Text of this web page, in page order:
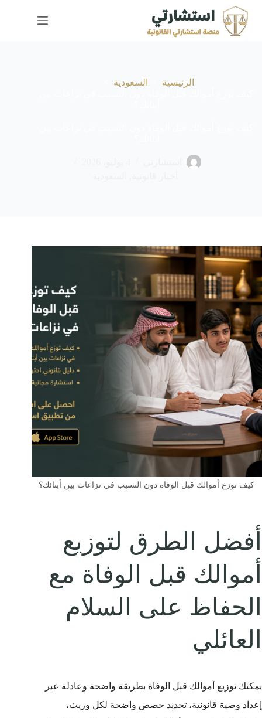
التجاوز
المحتوى
الرئيسية
السعودية
كيف توزع أموالك قبل الوفاة دون التسبب في نزاعات بين أبنائك؟
أفضل الطرق لتوزيع
أموالك قبل الوفاة مع
الحفاظ على السلام
العائلي
يمكنك توزيع أموالك قبل الوفاة بطريقة واضحة وعادلة عبر
إعداد وصية قانونية، تحديد حصص واضحة لكل وريث،